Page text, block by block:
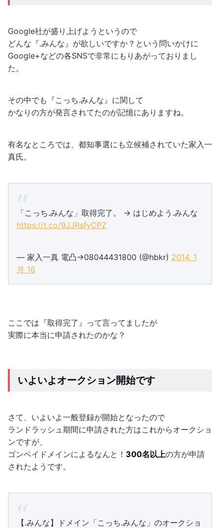
Google社が盛り上げようというので
どんな『.みんな』が欲しいですか？という問いかけに
Google+などの各SNSで非常にもりあがっておりまし
た。
その中でも『こっち.みんな』に関して
かなりの方が発言されてたのが記憶にありますね。
有名なところでは、都知事選にも立候補されていた家入一
真氏。
「こっち.みんな」取得完了。 → はじめよう.みんな
https://t.co/9JJRsfyCPZ
— 家入一真 電凸→08044431800 (@hbkr) 2014, 1
月 16
ここでは『取得完了』って言ってましたが
実際に本当に申請されたのかな？
いよいよオークション開始です
さて、いよいよ一般登録が開始となったので
ランドラッシュ期間に申請された方はこれからオークショ
ンですが、
ゴンベイドメインによるなんと！ 300名以上の方が申請
されたようです。
【.みんな】ドメイン「こっち.みんな」のオークショ